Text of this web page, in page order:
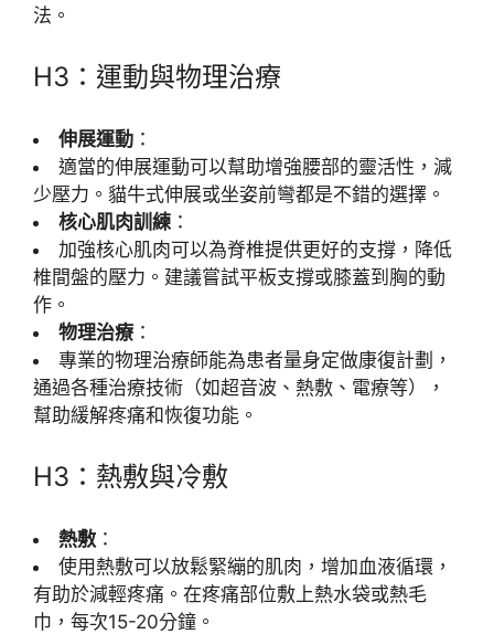
法。
H3：運動與物理治療
伸展運動 ：
適當的伸展運動可以幫助增強腰部的靈活性，減
少壓力。貓牛式伸展或坐姿前彎都是不錯的選擇。
核心肌肉訓練 ：
加強核心肌肉可以為脊椎提供更好的支撐，降低
椎間盤的壓力。建議嘗試平板支撐或膝蓋到胸的動
作。
物理治療：
專業的物理治療師能為患者量身定做康復計劃，
通過各種治療技術（如超音波、熱敷、電療等），
幫助緩解疼痛和恢復功能。
H3：熱敷與冷敷
熱敷 ：
使用熱敷可以放鬆緊繃的肌肉，增加血液循環，
有助於減輕疼痛。在疼痛部位敷上熱水袋或熱毛
巾，每次15-20分鐘。